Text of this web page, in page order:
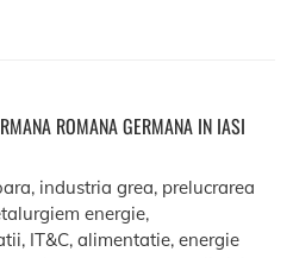
ROMANA GERMANA IN IASI
industria grea, prelucrarea
energie,
IT&C, alimentatie, energie